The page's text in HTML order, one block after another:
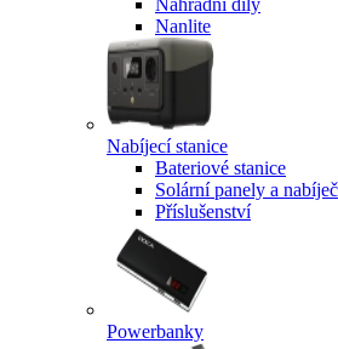
Náhradní díly
Nanlite
Nabíjecí stanice
Bateriové stanice
Solární panely a
Příslušenství
Powerbanky